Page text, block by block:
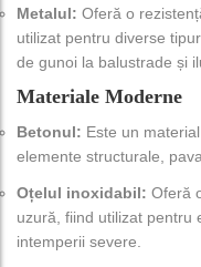
Metalul: Oferă o
utilizat pentru diverse
de gunoi la balustrade și
Materiale Moderne
Betonul: Este un
elemente structurale,
Oțelul inoxidabil: Oferă
uzură, fiind utilizat pentru
intemperii severe.